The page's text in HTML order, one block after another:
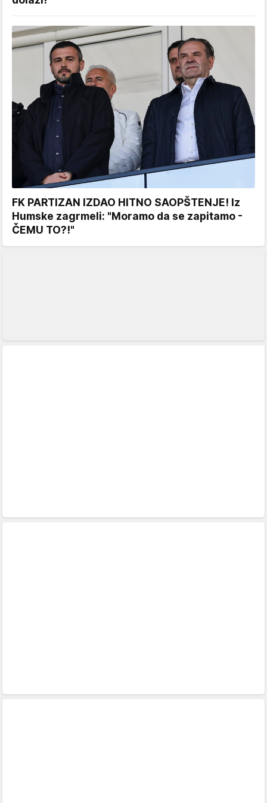
FK PARTIZAN IZDAO HITNO SAOPŠTENJE! Iz
Humske zagrmeli: "Moramo da se zapitamo -
ČEMU TO?!"